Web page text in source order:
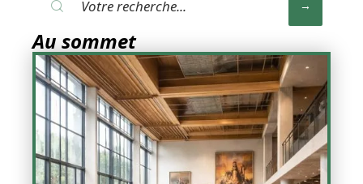
Au sommet